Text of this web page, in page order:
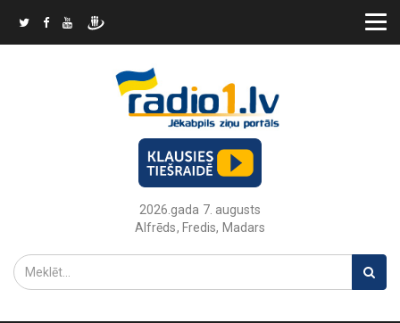
2026.gada 7. augusts
Alfrēds, Fredis, Madars